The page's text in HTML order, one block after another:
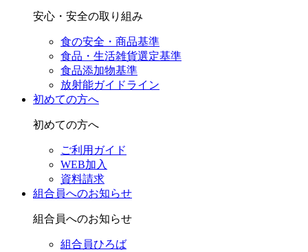
安心・安全の取り組み
食の安全・商品基準
食品・生活雑貨選定基準
食品添加物基準
放射能ガイドライン
初めての方へ
初めての方へ
ご利用ガイド
WEB加入
資料請求
組合員へのお知らせ
組合員へのお知らせ
組合員ひろば